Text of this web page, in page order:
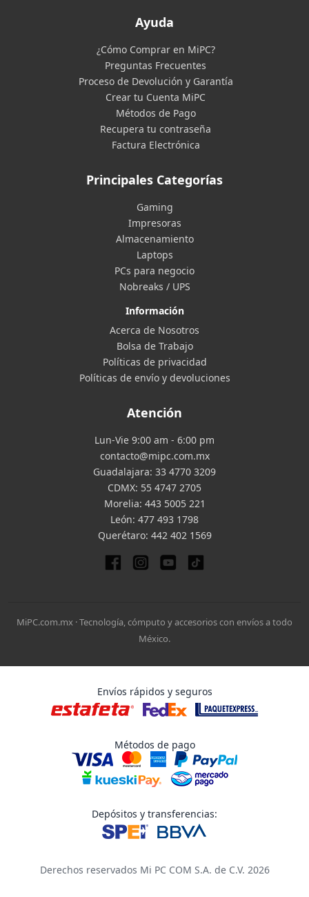
Ayuda
¿Cómo Comprar en MiPC?
Preguntas Frecuentes
Proceso de Devolución y Garantía
Crear tu Cuenta MiPC
Métodos de Pago
Recupera tu contraseña
Factura Electrónica
Principales Categorías
Gaming
Impresoras
Almacenamiento
Laptops
PCs para negocio
Nobreaks / UPS
Información
Acerca de Nosotros
Bolsa de Trabajo
Políticas de privacidad
Políticas de envío y devoluciones
Atención
Lun-Vie 9:00 am - 6:00 pm
contacto@mipc.com.mx
Guadalajara: 33 4770 3209
CDMX: 55 4747 2705
Morelia: 443 5005 221
León: 477 493 1798
Querétaro: 442 402 1569
MiPC.com.mx · Tecnología, cómputo y accesorios con envíos a todo
México.
Envíos rápidos y seguros
Métodos de pago
Depósitos y transferencias:
Derechos reservados Mi PC COM S.A. de C.V. 2026